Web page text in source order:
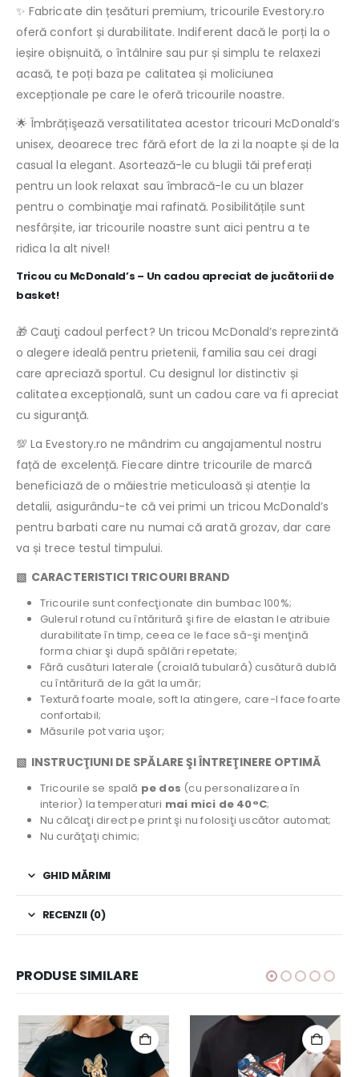
✨ Fabricate din țesături premium, tricourile Evestory.ro
oferă confort și durabilitate. Indiferent dacă le porți la o
ieșire obișnuită, o întâlnire sau pur și simplu te relaxezi
acasă, te poți baza pe calitatea și moliciunea
excepționale pe care le oferă tricourile noastre.
🌟 Îmbrățişează versatilitatea acestor tricouri McDonald’s
unisex, deoarece trec fără efort de la zi la noapte și de la
casual la elegant. Asortează-le cu blugii tăi preferați
pentru un look relaxat sau îmbracă-le cu un blazer
pentru o combinaţie mai rafinată. Posibilitățile sunt
nesfârșite, iar tricourile noastre sunt aici pentru a te
ridica la alt nivel!
Tricou cu McDonald’s – Un cadou apreciat de jucătorii de
basket!
🎁 Cauţi cadoul perfect? Un tricou McDonald’s reprezintă
o alegere ideală pentru prietenii, familia sau cei dragi
care apreciază sportul. Cu designul lor distinctiv și
calitatea excepțională, sunt un cadou care va fi apreciat
cu siguranţă.
💯 La Evestory.ro ne mândrim cu angajamentul nostru
față de excelență. Fiecare dintre tricourile de marcă
beneficiază de o măiestrie meticuloasă și atenție la
detalii, asigurându-te că vei primi un tricou McDonald’s
pentru barbati care nu numai că arată grozav, dar care
va și trece testul timpului.
▧ CARACTERISTICI TRICOURI BRAND
Tricourile sunt confecţionate din bumbac 100%;
Gulerul rotund cu întăritură şi fire de elastan le atribuie
durabilitate în timp, ceea ce le face să-şi menţină
forma chiar şi după spălări repetate;
Fără cusături laterale (croială tubulară) cusătură dublă
cu întăritură de la gât la umăr;
Textură foarte moale, soft la atingere, care-l face foarte
confortabil;
Măsurile pot varia uşor;
▧ INSTRUCŢIUNI DE SPĂLARE ŞI ÎNTREŢINERE OPTIMĂ
Tricourile se spală pe dos (cu personalizarea în
interior) la temperaturi mai mici de 40°C;
Nu călcaţi direct pe print şi nu folosiţi uscător automat;
Nu curăţaţi chimic;
GHID MĂRIMI
RECENZII (0)
PRODUSE SIMILARE